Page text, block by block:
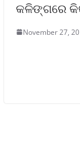
କଳିଙ୍ଗରେ
November 27,